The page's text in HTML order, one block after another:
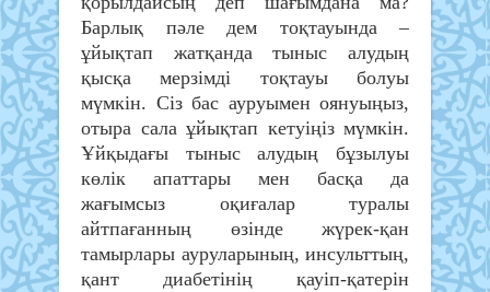
Барлық пәле дем тоқтауында –
ұйықтап жатқанда тыныс алудың
қысқа мерзімді тоқтауы болуы
мүмкін. Сіз бас ауруымен оянуыңыз,
отыра сала ұйықтап кетуіңіз мүмкін.
Ұйқыдағы тыныс алудың бұзылуы
көлік апаттары мен басқа да
жағымсыз оқиғалар туралы
айтпағанның өзінде жүрек-қан
тамырлары ауруларының, инсульттың,
қант диабетінің қауіп-қатерін